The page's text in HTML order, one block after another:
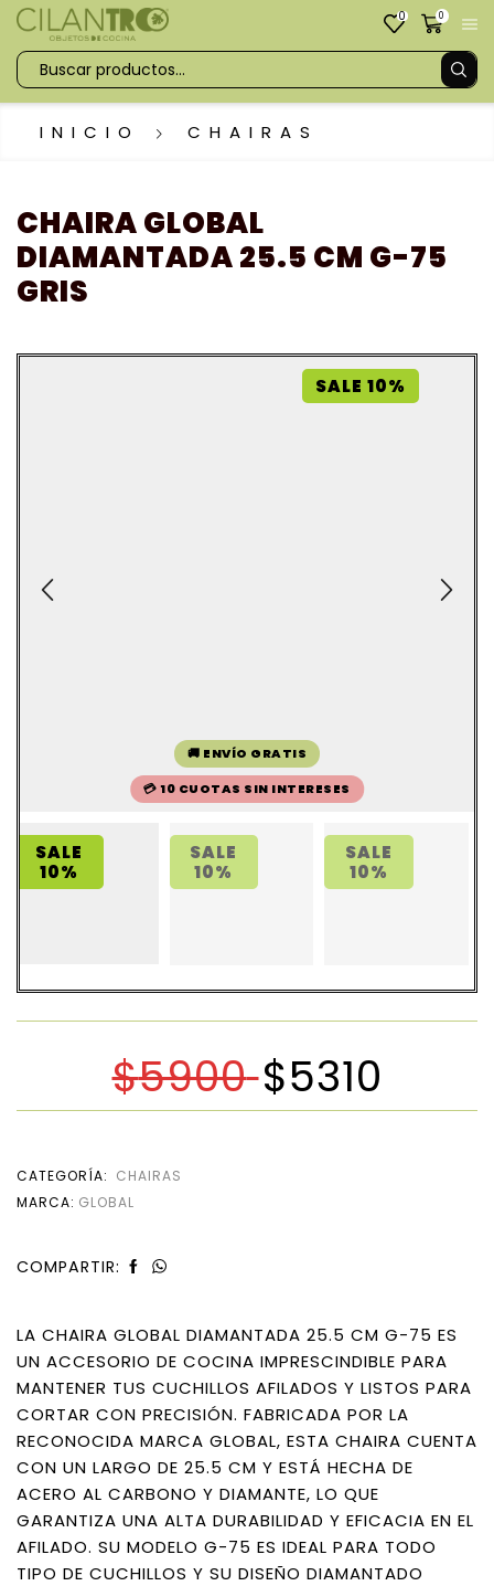
0 0
INICIO CHAIRAS
CHAIRA GLOBAL
DIAMANTADA 25.5 CM G-75
GRIS
SALE 10%
🚚 ENVÍO GRATIS
💳 10 CUOTAS SIN INTERESES
SALE
10%
SALE
10%
SALE
10%
$5900 $5310
CATEGORÍA: CHAIRAS
MARCA: GLOBAL
COMPARTIR:
LA CHAIRA GLOBAL DIAMANTADA 25.5 CM G-75 ES
UN ACCESORIO DE COCINA IMPRESCINDIBLE PARA
MANTENER TUS CUCHILLOS AFILADOS Y LISTOS PARA
CORTAR CON PRECISIÓN. FABRICADA POR LA
RECONOCIDA MARCA GLOBAL, ESTA CHAIRA CUENTA
CON UN LARGO DE 25.5 CM Y ESTÁ HECHA DE
ACERO AL CARBONO Y DIAMANTE, LO QUE
GARANTIZA UNA ALTA DURABILIDAD Y EFICACIA EN EL
AFILADO. SU MODELO G-75 ES IDEAL PARA TODO
TIPO DE CUCHILLOS Y SU DISEÑO DIAMANTADO